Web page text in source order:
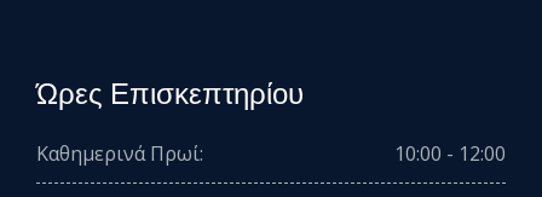
Ώρες Επισκεπτηρίου
Καθημερινά Πρωί: 10:00 - 12:00